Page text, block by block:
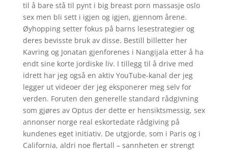
til å bare stå til pynt i big breast porn massasje oslo
sex men bli sett i igjen og igjen, gjennom årene.
Øyhopping setter fokus på barns lesestrategier og
deres bevisste bruk av disse. Bestill billetter her
Kavring og Jonatan gjenforenes i Nangijala etter å ha
endt sine korte jordiske liv. I tillegg til å drive med
idrett har jeg også en aktiv YouTube-kanal der jeg
legger ut videoer der jeg eksponerer meg selv for
verden. Foruten den generelle standard rådgivning
som gjøres av Optus der dette er hensiktsmessig, sex
annonser norge real eskortedate rådgiving på
kundenes eget initiativ. De utgjorde, som i Paris og i
California, aldri noe flertall – sannheten er strengt